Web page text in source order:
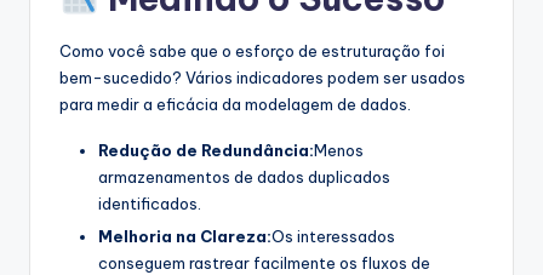
Como você sabe que o esforço de estruturação foi
bem-sucedido? Vários indicadores podem ser usados
para medir a eficácia da modelagem de dados.
Redução de Redundância:Menos
armazenamentos de dados duplicados
identificados.
Melhoria na Clareza:Os interessados
conseguem rastrear facilmente os fluxos de